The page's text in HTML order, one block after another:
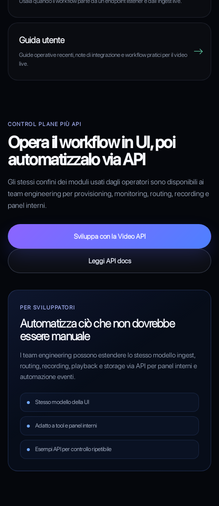
Guida utente
Guide operative recenti, note di integrazione e workflow pratici per il video
live.
CONTROL PLANE PIÙ API
Opera il workflow in UI, poi
automatizzalo via API
Gli stessi confini dei moduli usati dagli operatori sono disponibili ai
team engineering per provisioning, monitoring, routing, recording e
panel interni.
Sviluppa con la Video API
Leggi API docs
PER SVILUPPATORI
Automatizza ciò che non dovrebbe
essere manuale
I team engineering possono estendere lo stesso modello ingest,
routing, recording, playback e storage via API per panel interni e
automazione eventi.
Stesso modello della UI
Adatto a tool e panel interni
Esempi API per controllo ripetibile